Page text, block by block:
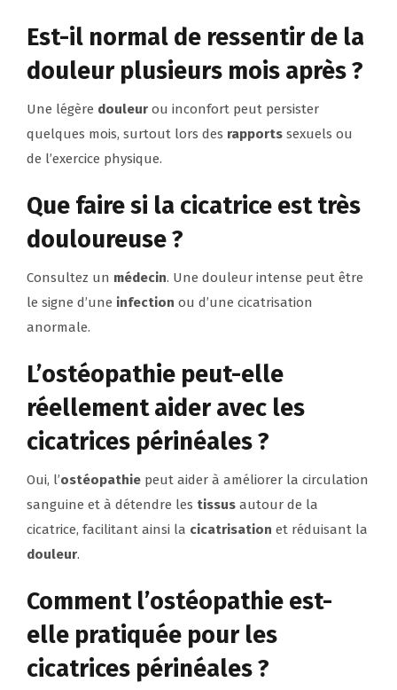
Est-il normal de ressentir de la
douleur plusieurs mois après ?
Une légère douleur ou inconfort peut persister
quelques mois, surtout lors des rapports sexuels ou
de l’exercice physique.
Que faire si la cicatrice est très
douloureuse ?
Consultez un médecin. Une douleur intense peut être
le signe d’une infection ou d’une cicatrisation
anormale.
L’ostéopathie peut-elle
réellement aider avec les
cicatrices périnéales ?
Oui, l’ostéopathie peut aider à améliorer la circulation
sanguine et à détendre les tissus autour de la
cicatrice, facilitant ainsi la cicatrisation et réduisant la
douleur.
Comment l’ostéopathie est-
elle pratiquée pour les
cicatrices périnéales ?